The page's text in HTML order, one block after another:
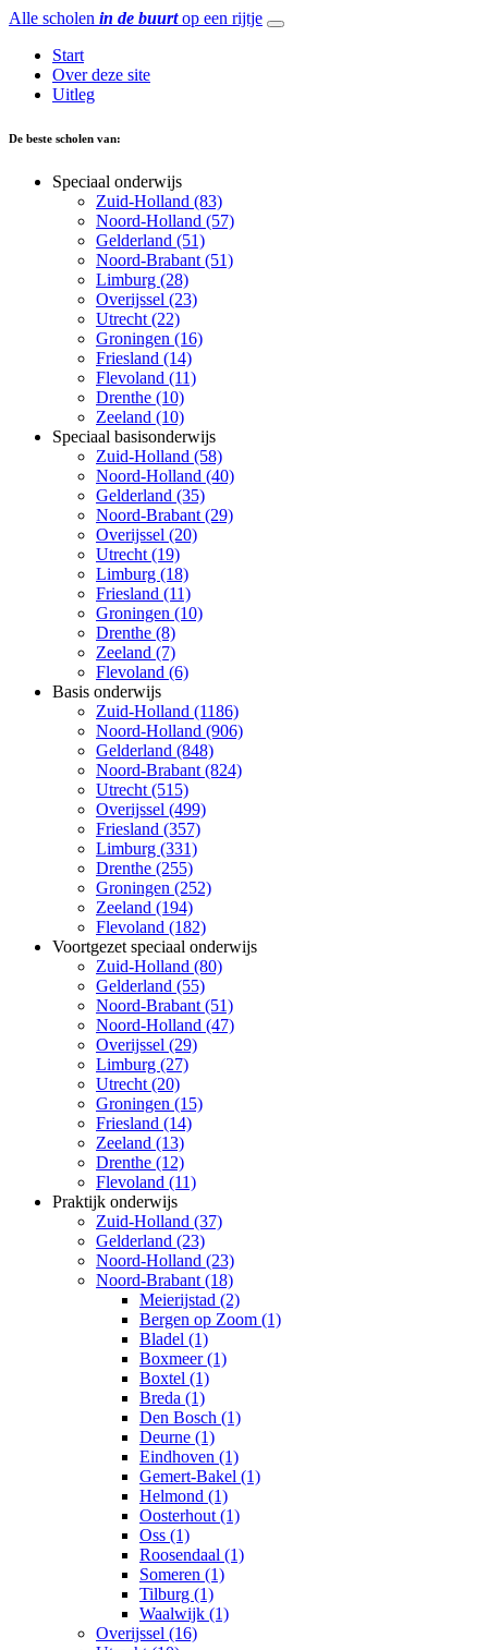
Alle scholen in de buurtop een rijtje
Start
Over deze site
Uitleg
De beste scholen van:
Speciaal onderwijs
Zuid-Holland (83)
Noord-Holland (57)
Gelderland (51)
Noord-Brabant (51)
Limburg (28)
Overijssel (23)
Utrecht (22)
Groningen (16)
Friesland (14)
Flevoland (11)
Drenthe (10)
Zeeland (10)
Speciaal basisonderwijs
Zuid-Holland (58)
Noord-Holland (40)
Gelderland (35)
Noord-Brabant (29)
Overijssel (20)
Utrecht (19)
Limburg (18)
Friesland (11)
Groningen (10)
Drenthe (8)
Zeeland (7)
Flevoland (6)
Basis onderwijs
Zuid-Holland (1186)
Noord-Holland (906)
Gelderland (848)
Noord-Brabant (824)
Utrecht (515)
Overijssel (499)
Friesland (357)
Limburg (331)
Drenthe (255)
Groningen (252)
Zeeland (194)
Flevoland (182)
Voortgezet speciaal onderwijs
Zuid-Holland (80)
Gelderland (55)
Noord-Brabant (51)
Noord-Holland (47)
Overijssel (29)
Limburg (27)
Utrecht (20)
Groningen (15)
Friesland (14)
Zeeland (13)
Drenthe (12)
Flevoland (11)
Praktijk onderwijs
Zuid-Holland (37)
Gelderland (23)
Noord-Holland (23)
Noord-Brabant (18)
Meierijstad (2)
Bergen op Zoom (1)
Bladel (1)
Boxmeer (1)
Boxtel (1)
Breda (1)
Den Bosch (1)
Deurne (1)
Eindhoven (1)
Gemert-Bakel (1)
Helmond (1)
Oosterhout (1)
Oss (1)
Roosendaal (1)
Someren (1)
Tilburg (1)
Waalwijk (1)
Overijssel (16)